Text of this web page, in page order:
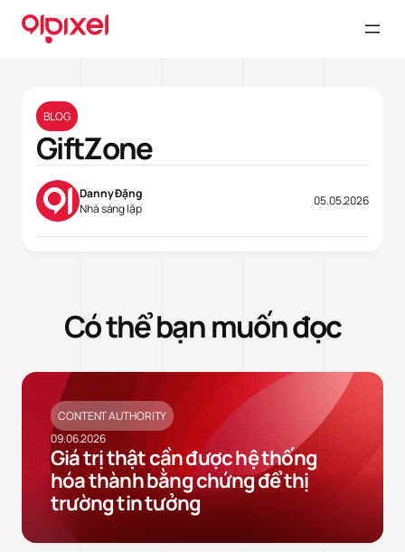
BLOG
GiftZone
Danny Đặng
Nhà sáng lập
05.05.2026
Có thể bạn muốn đọc
CONTENT AUTHORITY
09.06.2026
Giá trị thật cần được hệ thống
hóa thành bằng chứng để thị
trường tin tưởng